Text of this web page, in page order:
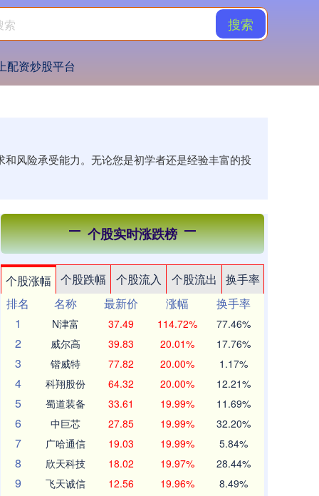
搜索
配资炒股平台
风险承受能力。无论您是初学者还是经验丰富的投
个股实时涨跌榜
个股涨幅 个股跌幅 个股流入 个股流出
换手率
排名
名称 最新价 涨幅
换手率
1
N津富 37.49 114.72% 77.46%
2 威尔高 39.83 20.01% 17.76%
3 锴威特 77.82 20.00% 1.17%
4 科翔股份 64.32 20.00% 12.21%
5 蜀道装备 33.61 19.99% 11.69%
6 中巨芯 27.85 19.99% 32.20%
7 广哈通信 19.03 19.99% 5.84%
8 欣天科技 18.02 19.97% 28.44%
9 飞天诚信 12.56 19.96% 8.49%